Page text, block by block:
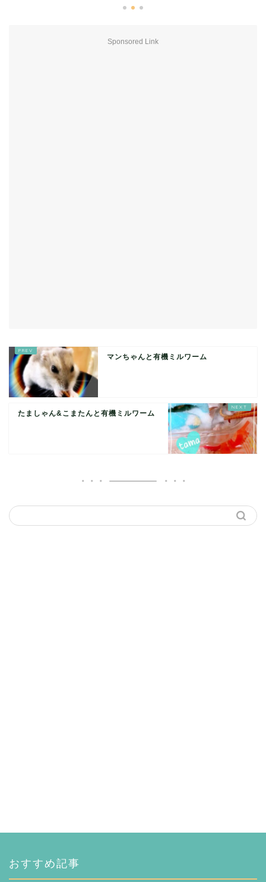
Sponsored Link
マンちゃんと有機ミルワーム
たましゃん&こまたんと有機ミルワーム
おすすめ記事